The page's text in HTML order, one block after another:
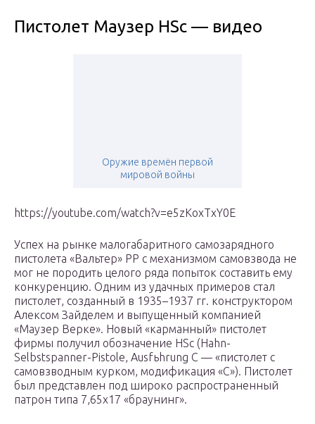
Пистолет Маузер HSc — видео
Оружие времён первой
мировой войны
https://youtube.com/watch?v=e5zKoxTxY0E
Успех на рынке малогабаритного самозарядного
пистолета «Вальтер» РР с механизмом самовзвода не
мог не породить целого ряда попыток составить ему
конкуренцию. Одним из удачных примеров стал
пистолет, созданный в 1935–1937 гг. конструктором
Алексом Зайделем и выпущенный компанией
«Маузер Верке». Новый «карманный» пистолет
фирмы получил обозначение HSc (Hahn-
Selbstspanner-Pistole, Ausfьhrung C — «пистолет с
самовзводным курком, модификация «C»). Пистолет
был представлен под широко распространенный
патрон типа 7,65х17 «браунинг».